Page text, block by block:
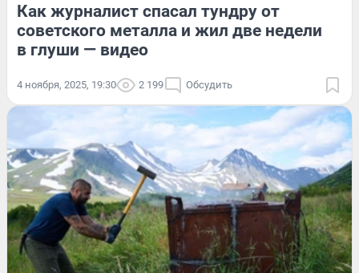
Как журналист спасал тундру от
советского металла и жил две недели
в глуши — видео
4 ноября, 2025, 19:30 2 199 Обсудить